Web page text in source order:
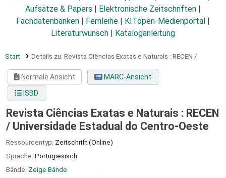
Aufsätze & Papers
Elektronische Zeitschriften
Fachdatenbanken
Fernleihe KITopen-Medienportal
Literaturwunsch
Kataloganleitung
Start Details zu: Revista Ciências Exatas e Naturais : RECEN /
Normale Ansicht
MARC-Ansicht
ISBD
Revista Ciências Exatas e Naturais : RECEN
/ Universidade Estadual do Centro-Oeste
Ressourcentyp: Zeitschrift (Online)
Sprache: Portugiesisch
Bände: Zeige Bände